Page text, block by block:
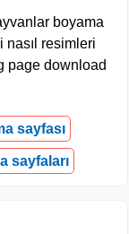
boyama
nasıl resimleri
page download
sayfası
sayfaları